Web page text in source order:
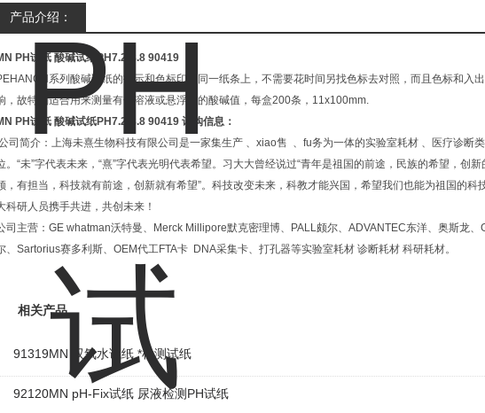
产品介绍：
PH试纸 酸碱试纸PH7.2-8.8 90419
系列酸碱试纸的指示和色标印在同一纸条上，不需要花时间另找色标去对照，而且色标和入
，故特别适合用来测量有色溶液或悬浮液的酸碱值，每盒200条，11x100mm.
PH试纸 酸碱试纸PH7.2-8.8 90419 订购信息：
司简介：上海未熹生物科技有限公司是一家集生产 、xiao售 、fu务为一体的实验室耗材 、医疗诊断
。“未”字代表未来，“熹”字代表光明代表希望。习大大曾经说过“青年是祖国的前途，民族的希望，创
，有担当，科技就有前途，创新就有希望”。科技改变未来，科教才能兴国，希望我们也能为祖国的科
科研人员携手共进，共创未来！
司主营：GE whatman沃特曼、Merck Millipore默克密理博、PALL颇尔、ADVANTEC东洋、奥斯龙
、Sartorius赛多利斯、OEM代工FTA卡 DNA采集卡、打孔器等实验室耗材 诊断耗材 科研耗材。
相关产品
91319MN 双氧水试纸 *检测试纸
92120MN pH-Fix试纸 尿液检测PH试纸